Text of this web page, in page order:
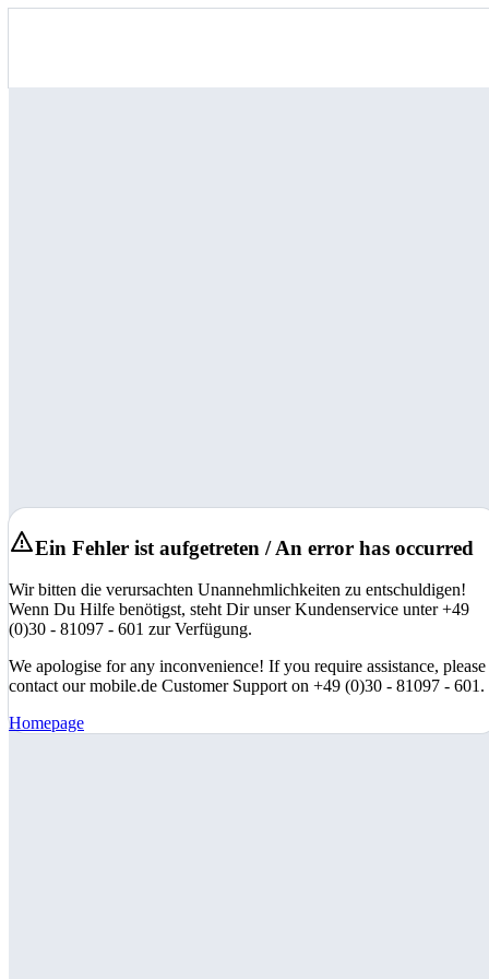
Ein Fehler ist aufgetreten / An error has occurred
Wir bitten die verursachten Unannehmlichkeiten zu entschuldigen!
Wenn Du Hilfe benötigst, steht Dir unser Kundenservice unter +49
(0)30 - 81097 - 601 zur Verfügung.
We apologise for any inconvenience! If you require assistance, please
contact our mobile.de Customer Support on +49 (0)30 - 81097 - 601.
Homepage